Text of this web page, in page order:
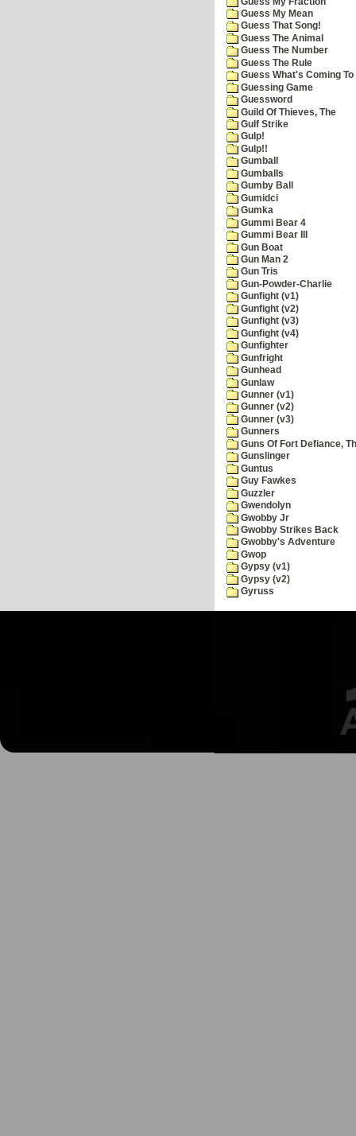
Guess My Mean
Guess That Song!
Guess The Animal
Guess The Number
Guess The Rule
Guess What's Coming To
Guessing Game
Guessword
Guild Of Thieves, The
Gulf Strike
Gulp!
Gulp!!
Gumball
Gumballs
Gumby Ball
Gumidci
Gumka
Gummi Bear 4
Gummi Bear III
Gun Boat
Gun Man 2
Gun Tris
Gun-Powder-Charlie
Gunfight (v1)
Gunfight (v2)
Gunfight (v3)
Gunfight (v4)
Gunfighter
Gunfright
Gunhead
Gunlaw
Gunner (v1)
Gunner (v2)
Gunner (v3)
Gunners
Guns Of Fort Defiance,
Gunslinger
Guntus
Guy Fawkes
Guzzler
Gwendolyn
Gwobby Jr
Gwobby Strikes Back
Gwobby's Adventure
Gwop
Gypsy (v1)
Gypsy (v2)
Gyruss